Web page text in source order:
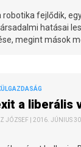
robotika fejlődik,
hatásai
megint mások
a liberális
JÓZSEF | 2016. JÚNIUS